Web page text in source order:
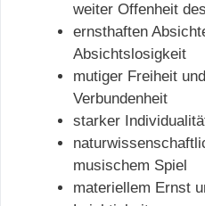
weiter Offenheit
ernsthaften
Absichtslosigkeit
mutiger Freiheit
Verbundenheit
starker
musischem Spiel
materiellem Ernst